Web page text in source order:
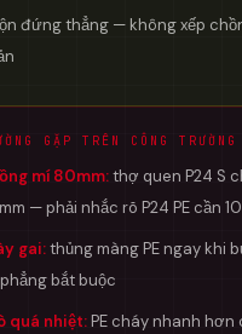
đứng thẳng — không xếp
GẶP TRÊN CÔNG TRƯỜNG
mí 80mm:thợ quen P24 S
— phải nhắc rõ P24 PE cần
gai:thủng màng PE ngay khi
bắt buộc
quá nhiệt:PE cháy nhanh hơn